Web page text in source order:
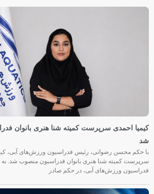
کیمیا احمدی سرپرست کمیته شنا هنری بانوان
شد
با حکم محسن رضوانی، رئیس فدراسیون ورزش‌های آبی،
سرپرست کمیته شنا هنری بانوان فدراسیون منصوب شد.
فدراسیون ورزش‌های آبی، در حکم صادر